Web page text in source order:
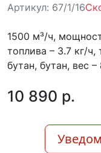
Артикул: 67/1/16
1500 м³/ч,
топлива – 3.7 кг/
бутан, бутан, вес –
10 890 p.